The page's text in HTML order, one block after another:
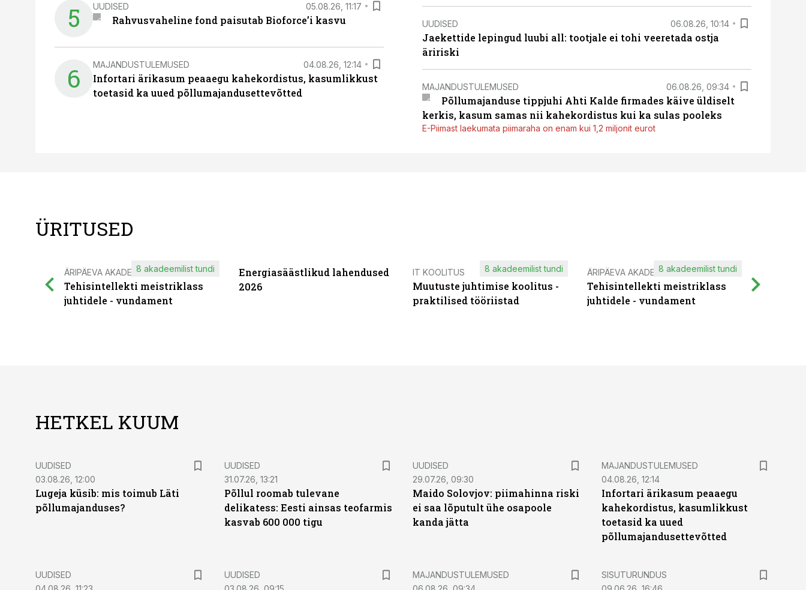
5 UUDISED 05.08.26, 11:17
Rahvusvaheline fond paisutab Bioforce’i kasvu
6 MAJANDUSTULEMUSED 04.08.26, 12:14
Infortari ärikasum peaaegu kahekordistus, kasumlikkust
toetasid ka uued põllumajandusettevõtted
UUDISED 06.08.26, 10:14
Jaekettide lepingud luubi all: tootjale ei tohi veeretada ostja
äririski
MAJANDUSTULEMUSED 06.08.26, 09:34
Põllumajanduse tippjuhi Ahti Kalde firmades käive üldiselt
kerkis, kasum samas nii kahekordistus kui ka sulas pooleks
E-Piimast laekumata piimaraha on enam kui 1,2 miljonit eurot
ÜRITUSED
ÄRIPÄEVA AKADEEMIA
Tehisintellekti meistriklass
juhtidele - vundament
8 akadeemilist tundi
Energiasäästlikud lahendused
2026
IT KOOLITUS
Muutuste juhtimise koolitus -
praktilised tööriistad
8 akadeemilist tundi ÄRIPÄEVA AKADEEMIA
Tehisintellekti meistriklass
juhtidele - vundament
8 akadeemilist tundi
HETKEL KUUM
UUDISED
03.08.26, 12:00
Lugeja küsib: mis toimub Läti
põllumajanduses?
UUDISED
31.07.26, 13:21
Põllul roomab tulevane
delikatess: Eesti ainsas teofarmis
kasvab 600 000 tigu
UUDISED
29.07.26, 09:30
Maido Solovjov: piimahinna riski
ei saa lõputult ühe osapoole
kanda jätta
MAJANDUSTULEMUSED
04.08.26, 12:14
Infortari ärikasum peaaegu
kahekordistus, kasumlikkust
toetasid ka uued
põllumajandusettevõtted
UUDISED
UUDISED
MAJANDUSTULEMUSED
ST
SISUTURUNDUS